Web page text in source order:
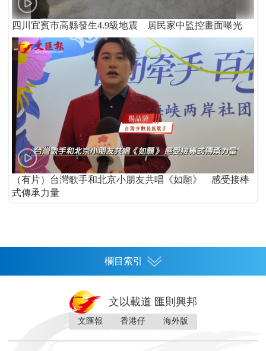
四川宜賓市高縣發生4.9級地震 居民家中監控畫面曝光
（有片）台灣歌手和北京小朋友共唱《如願》 感受接棒
式傳承力量
欄目索引
灣區人
文以載道 匯則興邦
文匯報 香港仔 海外版